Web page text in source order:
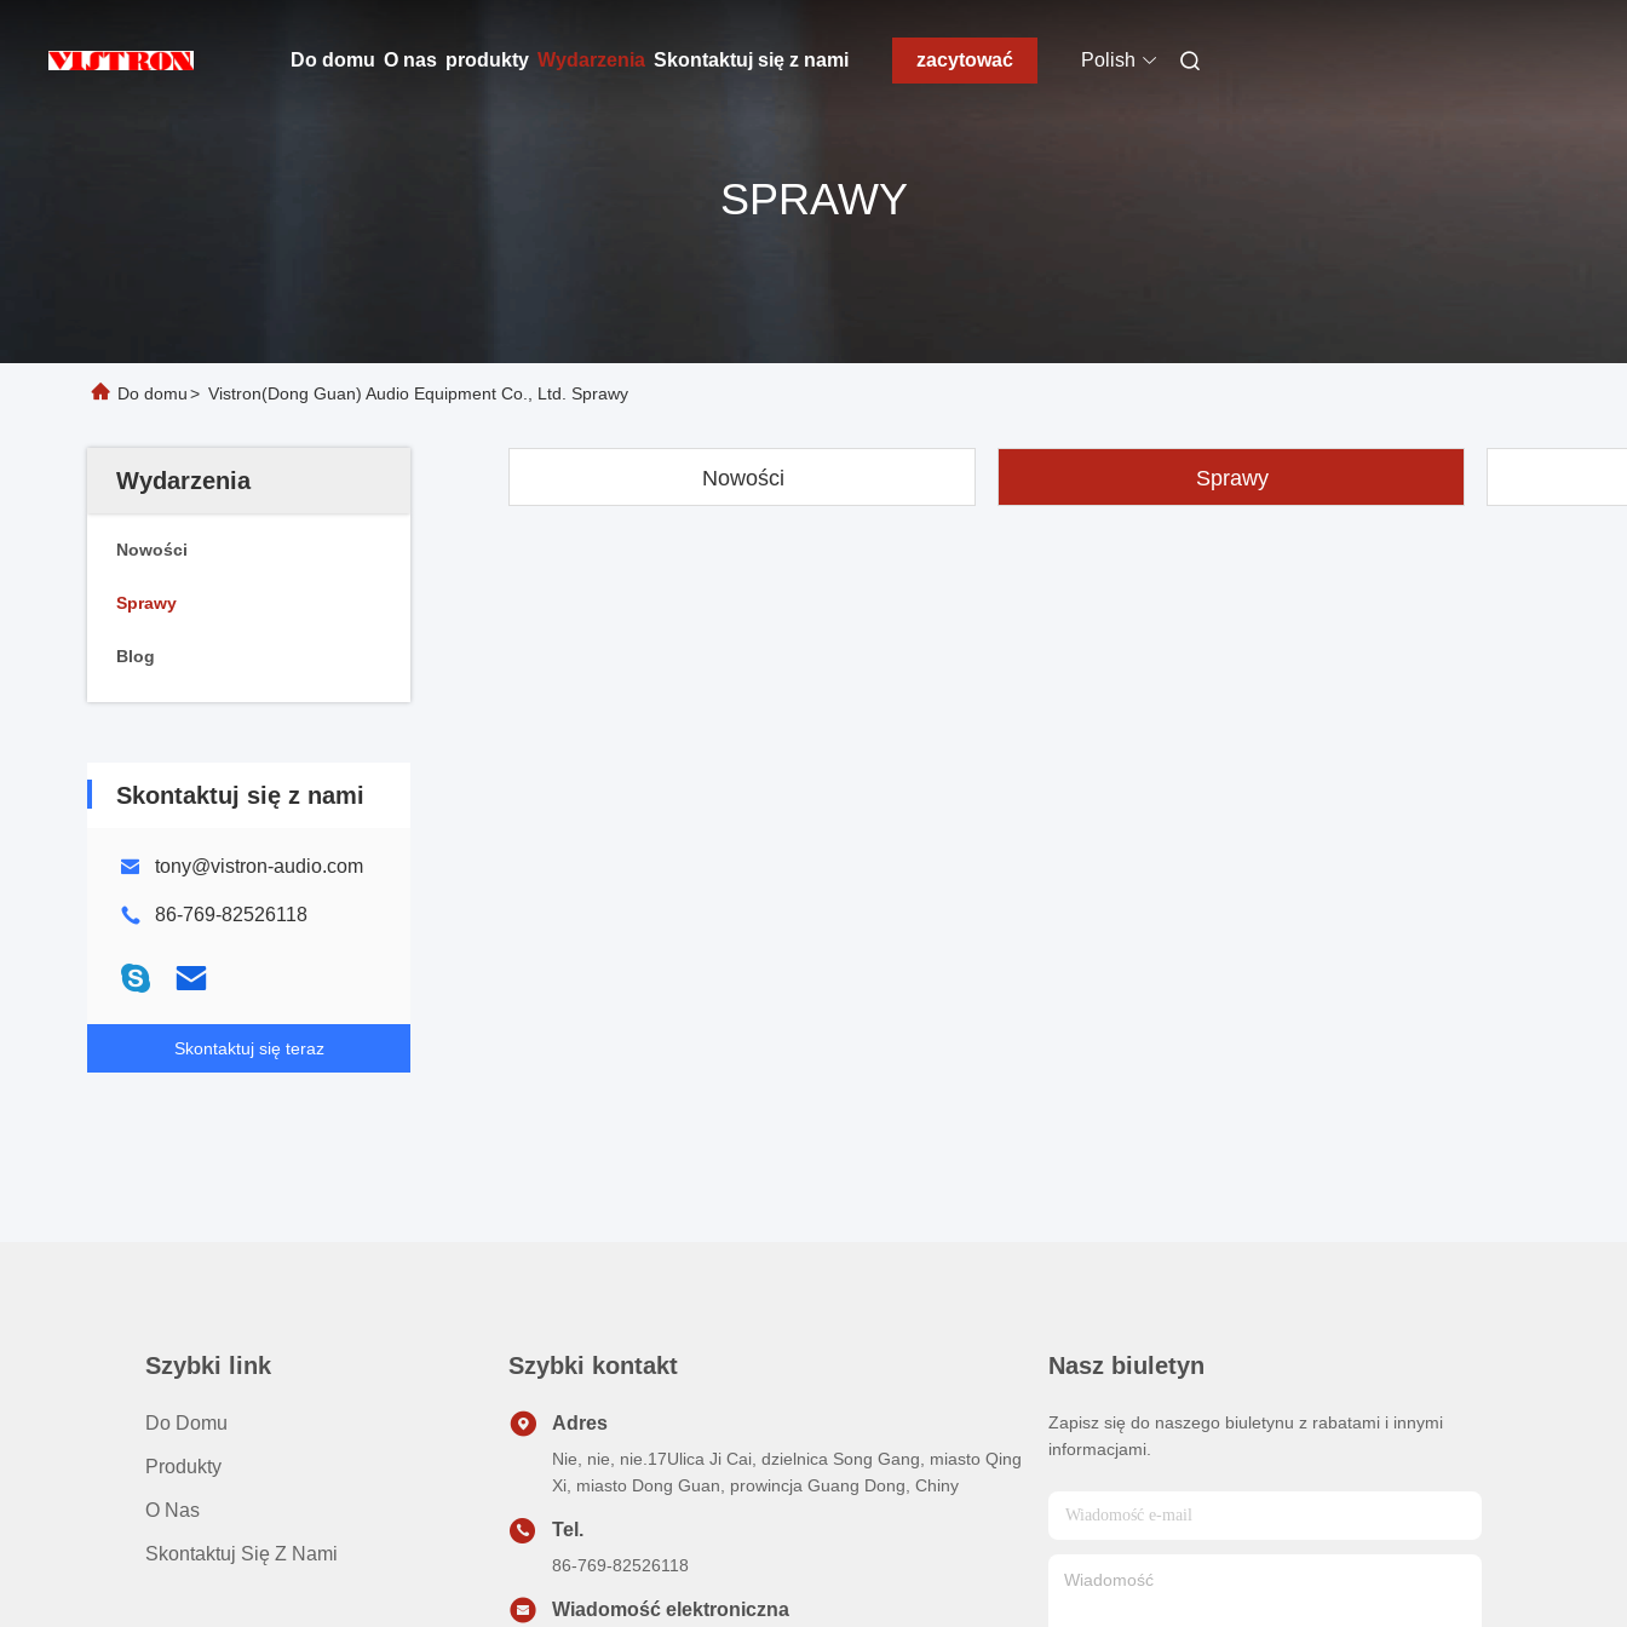
Do domu O nas produkty Wydarzenia Skontaktuj się z nami zacytować Polish
SPRAWY
Do domu> Vistron(Dong Guan) Audio Equipment Co., Ltd. Sprawy
Wydarzenia
Nowości
Sprawy
Blog
Skontaktuj się z nami
tony@vistron-audio.com
86-769-82526118
Skontaktuj się teraz
Nowości Sprawy
Szybki link
Do Domu
Produkty
O Nas
Skontaktuj Się Z Nami
Szybki kontakt
Adres
Nie, nie, nie.17Ulica Ji Cai, dzielnica Song Gang, miasto Qing
Xi, miasto Dong Guan, prowincja Guang Dong, Chiny
Tel.
86-769-82526118
Wiadomość elektroniczna
Nasz biuletyn
Zapisz się do naszego biuletynu z rabatami i innymi
informacjami.